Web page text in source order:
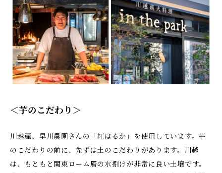
＜芋のこだわり＞
川越産、早川農園さんの「紅はるか」を使用しています。芋
のこだわりの前に、先ずは土のこだわりがあります。川越
は、もともと関東ローム層の水捌けが非常に良い土壌です。